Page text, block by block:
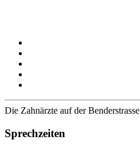
Die Zahnärzte auf der Benderstrasse
Sprechzeiten